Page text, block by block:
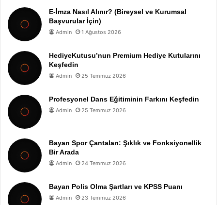
E-İmza Nasıl Alınır? (Bireysel ve Kurumsal
Başvurular İçin)
Admin 1 Ağustos 2026
HediyeKutusu’nun Premium Hediye Kutularını
Keşfedin
Admin 25 Temmuz 2026
Profesyonel Dans Eğitiminin Farkını Keşfedin
Admin 25 Temmuz 2026
Bayan Spor Çantaları: Şıklık ve Fonksiyonellik
Bir Arada
Admin 24 Temmuz 2026
Bayan Polis Olma Şartları ve KPSS Puanı
Admin 23 Temmuz 2026